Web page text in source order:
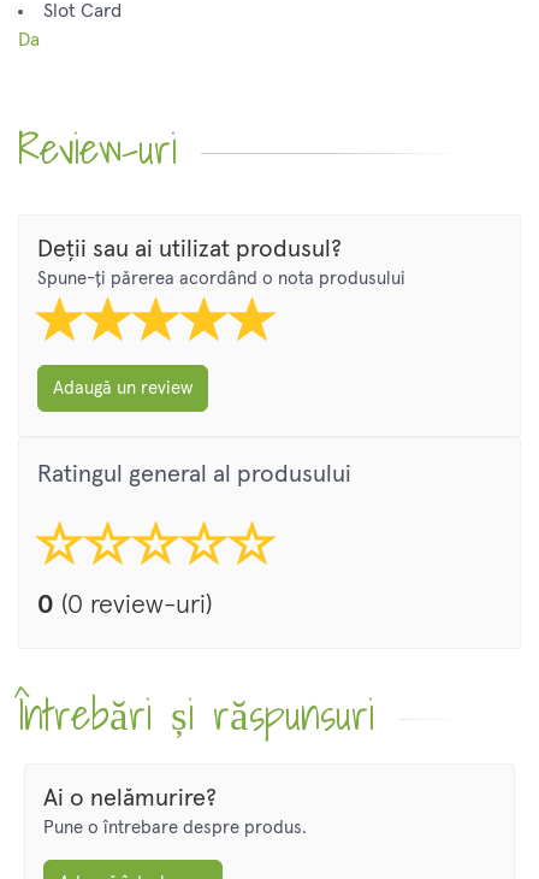
Slot Card
Da
Review-uri
Deții sau ai utilizat produsul?
Spune-ți părerea acordând o nota produsului
Adaugă un review
Ratingul general al produsului
0 (0 review-uri)
Întrebări și răspunsuri
Ai o nelămurire?
Pune o întrebare despre produs.